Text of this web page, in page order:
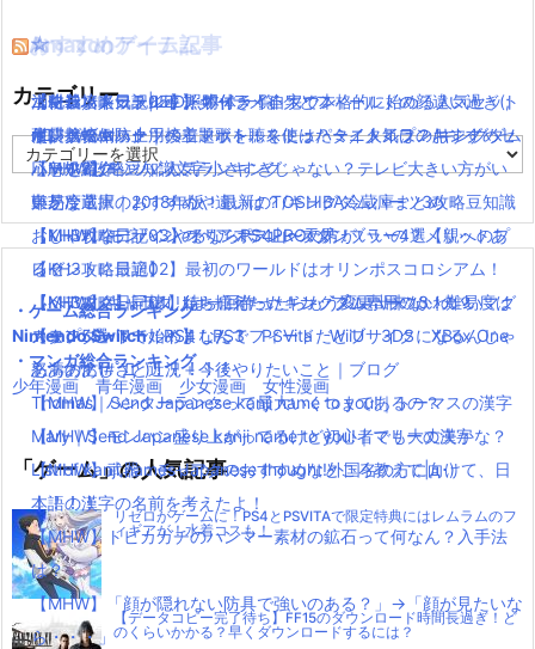
おすすめゲーム記事
【モンハンワールド】キャラメイクとフィールドの顔違い過ぎ(;
´Д｀)www
【MHW】モンハン文字小さすぎじゃない？テレビ大きい方がい
いかな？
【MHW】モンハンやるならPS4PROの方がいいの？メリットあ
る？
【MHW】キャラクリは一回作ったらもう変更出来ないの？
【モンハンワールド】なんでフィードだとブサイクになるんじゃ
ああああ(#ﾟДﾟ)！！！！！
【MHW】ハンターランクって最大いくつまであるの？
【MHW】モンハン盛り上がってるけど初心者でも大丈夫かな？
【MHW】武器：チャアクのおすすめなところ教えて|д･)
！！！！
【MHW】トビカガチのハンマー素材の鉱石って何なん？入手法
は？
【MHW】「顔が隠れない防具で強いのある？」→「顔が見たいな
ら・・・」
Amazonアイテム
水耕栽培キット|LED照明付き！自宅で本格的に始める人気セット
水耕栽培キット｜ペットボトルを使ったミニタイプのおすすめセ
ットを紹介
東芝冷蔵庫｜2018年版！最新のTOSHIBA冷蔵庫まとめ
おしゃれなデザインのペアステンレスタンブラー4選【親へのプ
レゼントに最適】
【ペアマグ】同棲したら揃えたい！カップル専用のかわいいマグ
カップ5選
☆
ニンテンドースイッチ 本体 一覧
使い捨てマスク
☆
消化器／人気ランキング
耐震・転倒防止用接着マット・ストッパー／人気ランキング
応急処置グッツ／人気ランキング
☆
【KH3攻略日記05】トワイライトタウン
キングダムハーツの主題歌を聴くには？タイトルは？/キングダム
ハーツ3攻略豆知識
難易度選択のおすすめや違いは？/キングダムハーツ3攻略豆知識
【KH3攻略日記03】オリンポス山〜天界！
【KH3攻略日記02】最初のワールドはオリンポスコロシアム！
【KH3攻略日記01】待ちに待ったキングダムハーツ3！難易度は
スタンダードで始めました！
怒濤の忙しさと近況＋今後やりたいこと｜ブログ
Thomas｜Send Japanese kanji name to you!｜トーマスの漢字
Mary｜Send Japanese kanji name to you!｜マリーの漢字
List of kanji names Japanese thought!外国名の方に向けて、日
本語の漢字の名前を考えたよ！
カテゴリー
テ
リ
ー
・ゲーム総合ランキング
Nintendo Switch
PS4 PS3 PSVita WiiU 3DS
XBox One
・マンガ総合ランキング
少年漫画
青年漫画 少女漫画 女性漫画
「ゲーム」の人気記事
リゼロがゲームに！PS4とPSVITAで限定特典にはレムラムのフ
ィギアが！水着コスも！
【データコピー完了待ち】FF15のダウンロード時間長過ぎ！ど
のくらいかかる？早くダウンロードするには？